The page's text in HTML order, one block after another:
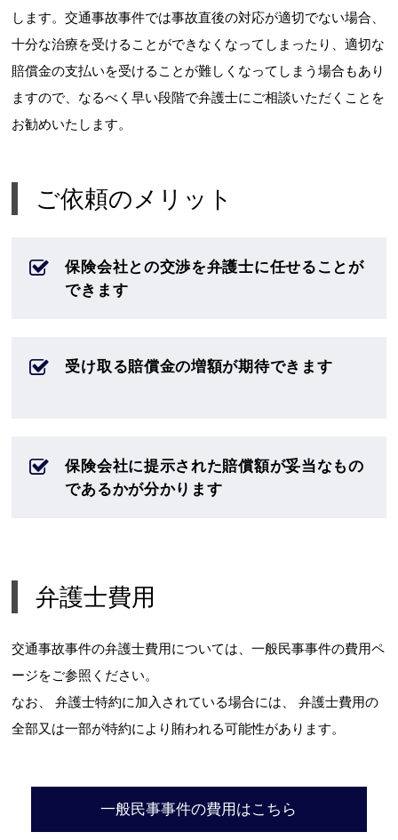
します。交通事故事件では事故直後の対応が適切でない場合、
十分な治療を受けることができなくなってしまったり、適切な
賠償金の支払いを受けることが難しくなってしまう場合もあり
ますので、なるべく早い段階で弁護士にご相談いただくことを
お勧めいたします。
ご依頼のメリット
保険会社との交渉を弁護士に任せることが
できます
受け取る賠償金の増額が期待できます
保険会社に提示された賠償額が妥当なもの
であるかが分かります
弁護士費用
交通事故事件の弁護士費用については、一般民事事件の費用ペ
ージをご参照ください。
なお、 弁護士特約に加入されている場合には、 弁護士費用の
全部又は一部が特約により賄われる可能性があります。
一般民事事件の費用はこちら